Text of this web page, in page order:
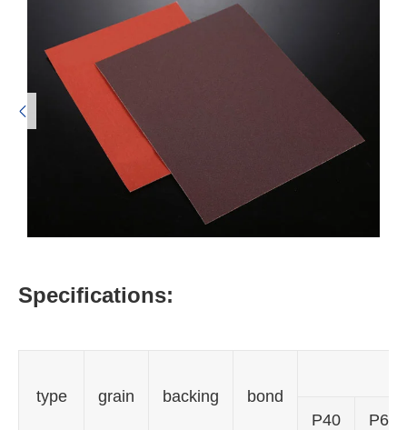

Specifications:
type grain backing
bond
P40
P60